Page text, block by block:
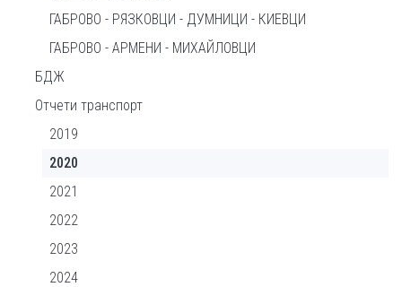
ГАБРОВО - РЯЗКОВЦИ - ДУМНИЦИ - КИЕВЦИ
ГАБРОВО - АРМЕНИ - МИХАЙЛОВЦИ
БДЖ
Отчети транспорт
2019
2020
2021
2022
2023
2024